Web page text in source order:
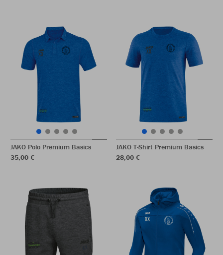
JAKO Polo Premium Basics
35,00 €
JAKO T-Shirt Premium Basics
28,00 €